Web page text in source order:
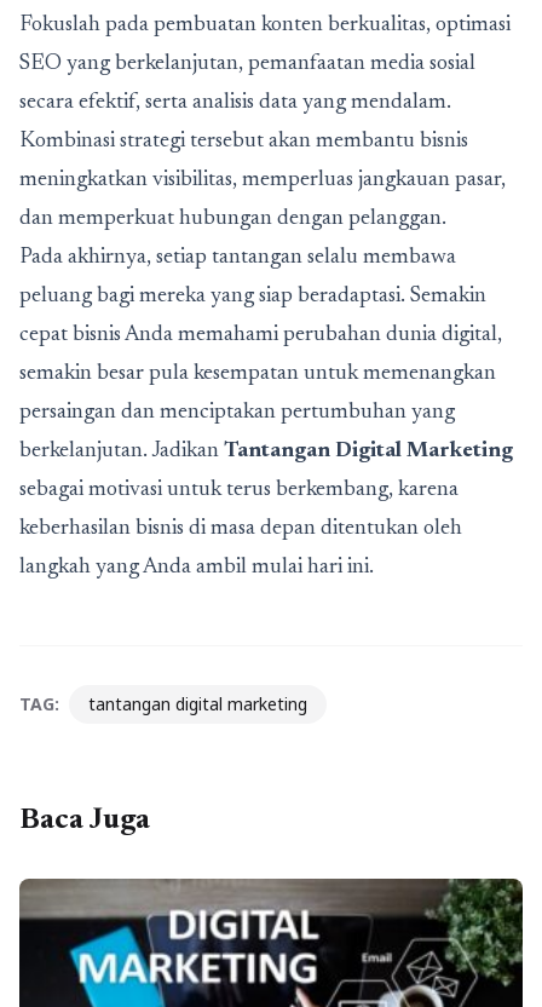
Fokuslah pada pembuatan konten berkualitas, optimasi
SEO yang berkelanjutan, pemanfaatan media sosial
secara efektif, serta analisis data yang mendalam.
Kombinasi strategi tersebut akan membantu bisnis
meningkatkan visibilitas, memperluas jangkauan pasar,
dan memperkuat hubungan dengan pelanggan.
Pada akhirnya, setiap tantangan selalu membawa
peluang bagi mereka yang siap beradaptasi. Semakin
cepat bisnis Anda memahami perubahan dunia digital,
semakin besar pula kesempatan untuk memenangkan
persaingan dan menciptakan pertumbuhan yang
berkelanjutan. Jadikan Tantangan Digital Marketing
sebagai motivasi untuk terus berkembang, karena
keberhasilan bisnis di masa depan ditentukan oleh
langkah yang Anda ambil mulai hari ini.
TAG: tantangan digital marketing
Baca Juga